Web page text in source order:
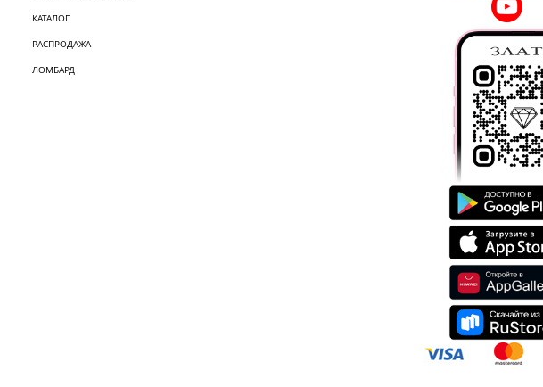
КАТАЛОГ
РАСПРОДАЖА
ЛОМБАРД